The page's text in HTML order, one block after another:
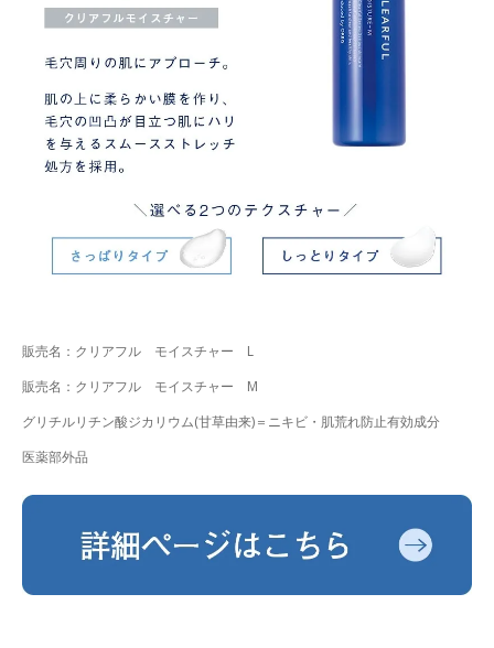
販売名：クリアフル モイスチャー L
販売名：クリアフル モイスチャー M
グリチルリチン酸ジカリウム(甘草由来)＝ニキビ・肌荒れ防止有効成分
医薬部外品